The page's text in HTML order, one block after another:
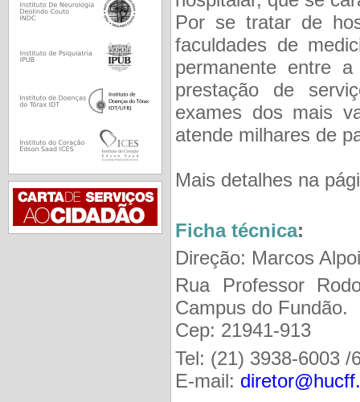
Por se tratar de
faculdades de
permanente entre
prestação de
exames dos mais
atende milhares de
Mais detalhes na
Ficha técnica:
Direção: Marcos
Rua Professor
Campus do Fundão.
Cep: 21941-913
Tel: (21) 3938-6003
E-mail: